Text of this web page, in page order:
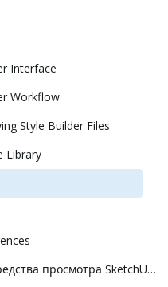
Interface
Workflow
Style Builder Files
Library
Окончание поддержки — Средства просмотра SketchUp для Hololens и виртуальной реальности